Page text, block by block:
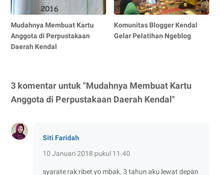
Mudahnya Membuat Kartu
Anggota di Perpustakaan
Daerah Kendal
Komunitas Blogger Kendal
Gelar Pelatihan Ngeblog
3 komentar untuk "Mudahnya Membuat Kartu
Anggota di Perpustakaan Daerah Kendal"
Siti Faridah
10 Januari 2018 pukul 11.40
syarate rak ribet yo mbak. 3 tahun aku lewat depan